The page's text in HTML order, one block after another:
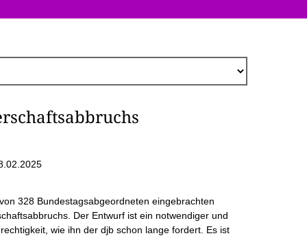
328 Bundestagsabgeordneten eingebrachten
Der Entwurf ist ein notwendiger und
wie ihn der djb schon lange fordert. Es ist